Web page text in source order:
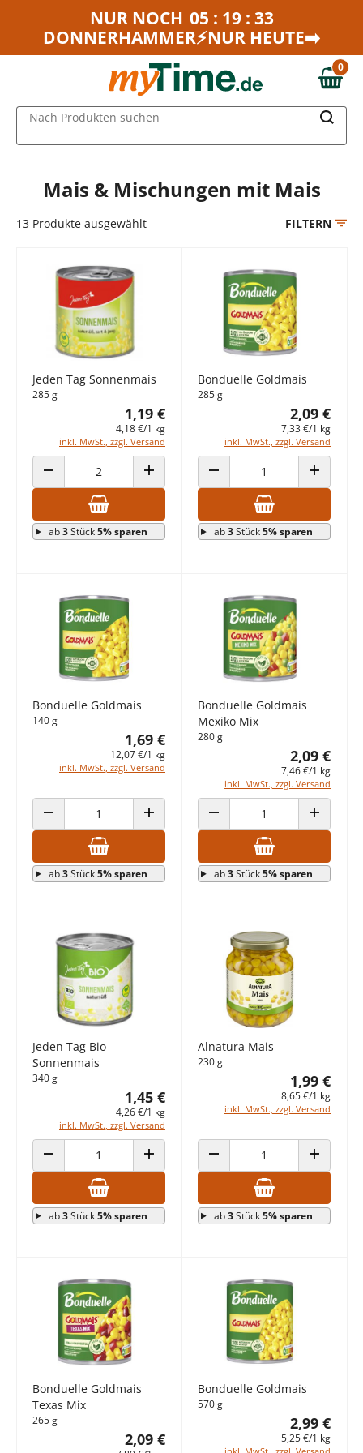
Zum Hauptinhalt springen
Zur Navigation springen
NUR NOCH 05 : 19 : 33
DONNERHAMMER⚡NUR HEUTE➡️
0,00 €
0
Nach Produkten suchen
Mais & Mischungen mit Mais
13 Produkte ausgewählt FILTERN
Jeden Tag Sonnenmais
285 g
1,19 €
4,18 €/1 kg
inkl. MwSt., zzgl. Versand
ANZAHL VERRINGERN ANZAHL ERHÖHEN
ab3Stück5% sparen
Bonduelle Goldmais
285 g
2,09 €
7,33 €/1 kg
inkl. MwSt., zzgl. Versand
ANZAHL VERRINGERN ANZAHL
ab3Stück5% sparen
Bonduelle Goldmais
140 g
1,69 €
12,07 €/1 kg
inkl. MwSt., zzgl. Versand
ANZAHL VERRINGERN ANZAHL ERHÖHEN
ab3Stück5% sparen
Bonduelle Goldmais
Mexiko Mix
280 g
2,09 €
7,46 €/1 kg
inkl. MwSt., zzgl. Versand
ANZAHL VERRINGERN ANZAHL
ab3Stück5% sparen
Jeden Tag Bio
Sonnenmais
340 g
1,45 €
4,26 €/1 kg
inkl. MwSt., zzgl. Versand
ANZAHL VERRINGERN ANZAHL ERHÖHEN
ab3Stück5% sparen
Alnatura Mais
230 g
1,99 €
8,65 €/1 kg
inkl. MwSt., zzgl. Versand
ANZAHL VERRINGERN ANZAHL
ab3Stück5% sparen
Bonduelle Goldmais
Texas Mix
265 g
2,09 €
Bonduelle Goldmais
570 g
2,99 €
5,25 €/1 kg